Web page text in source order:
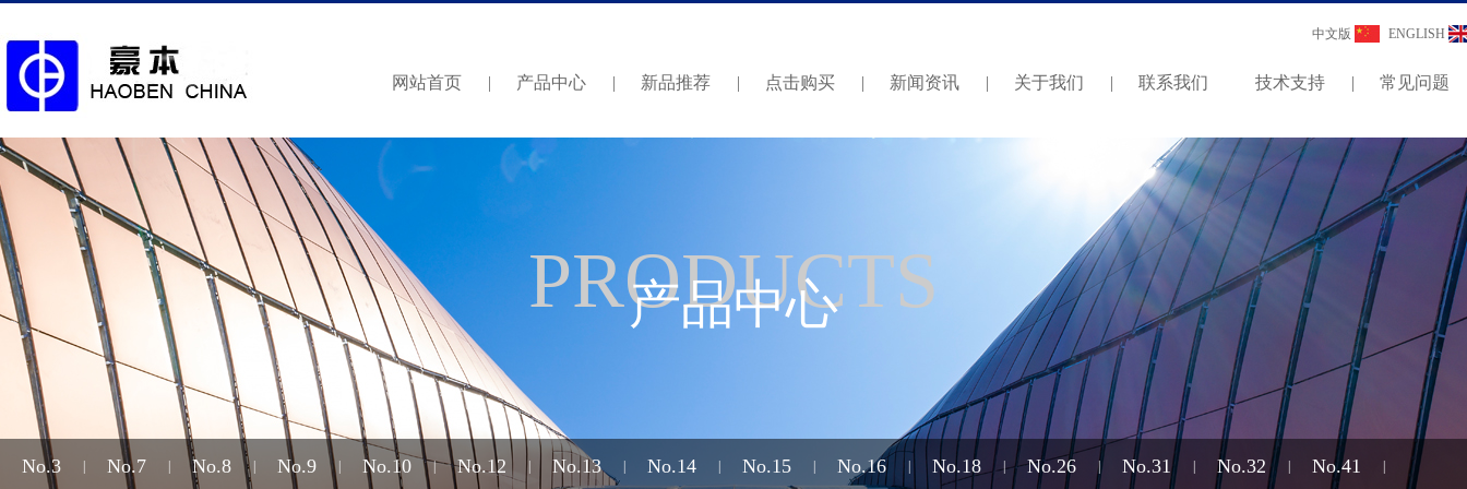
ENGLISH
中文版
网站首页 | 产品中心 | 新品推荐 | 点击购买 | 新闻资讯 | 关于我们 | 联系我们 技术支持 | 常见问题
PRODUCTS
产品中心
No.3 No.7 No.8 No.9 No.10 | No.12 No.13 No.14 No.15 No.16 No.18 No.26 | No.31 No.32 No.41